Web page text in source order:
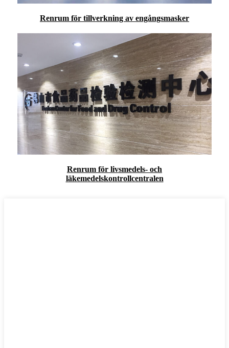
Renrum för tillverkning av engångsmasker
Renrum för livsmedels- och
läkemedelskontrollcentralen